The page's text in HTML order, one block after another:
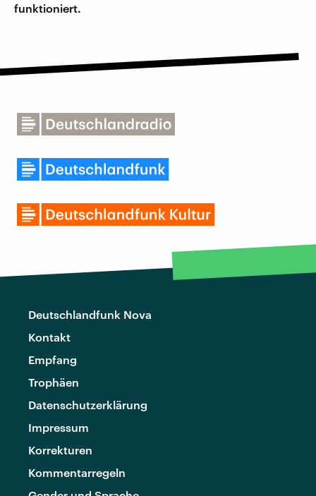
funktioniert.
Deutschlandfunk Nova
Kontakt
Empfang
Trophäen
Datenschutzerklärung
Impressum
Korrekturen
Kommentarregeln